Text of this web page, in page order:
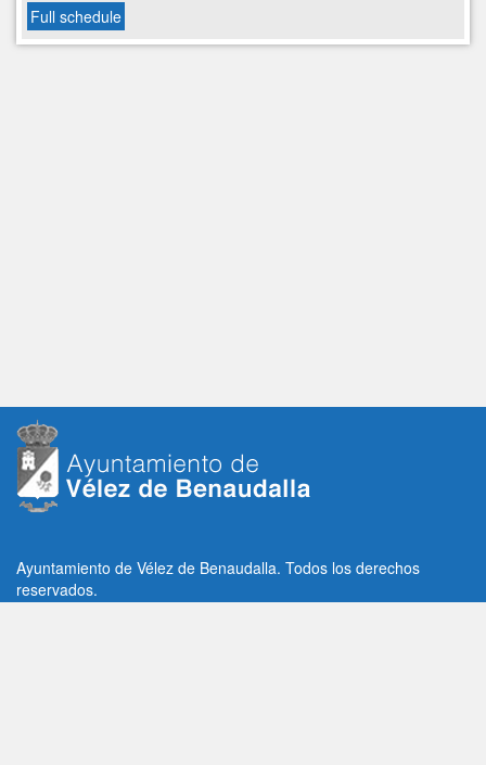
Full schedule
Ayuntamiento de Vélez de Benaudalla. Todos los derechos
reservados.